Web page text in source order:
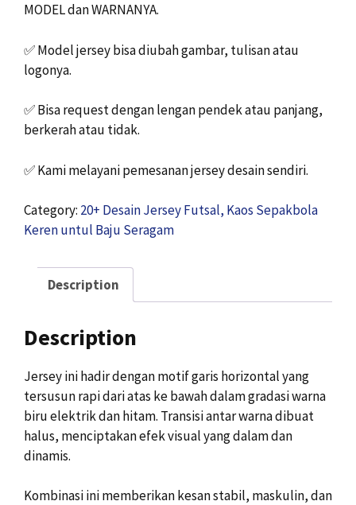
MODEL dan WARNANYA.
✅Model jersey bisa diubah gambar, tulisan atau
logonya.
✅Bisa request dengan lengan pendek atau panjang,
berkerah atau tidak.
✅Kami melayani pemesanan jersey desain sendiri.
Category: 20+ Desain Jersey Futsal, Kaos Sepakbola
Keren untul Baju Seragam
Description
Description
Jersey ini hadir dengan motif garis horizontal yang
tersusun rapi dari atas ke bawah dalam gradasi warna
biru elektrik dan hitam. Transisi antar warna dibuat
halus, menciptakan efek visual yang dalam dan
dinamis.
Kombinasi ini memberikan kesan stabil, maskulin, dan